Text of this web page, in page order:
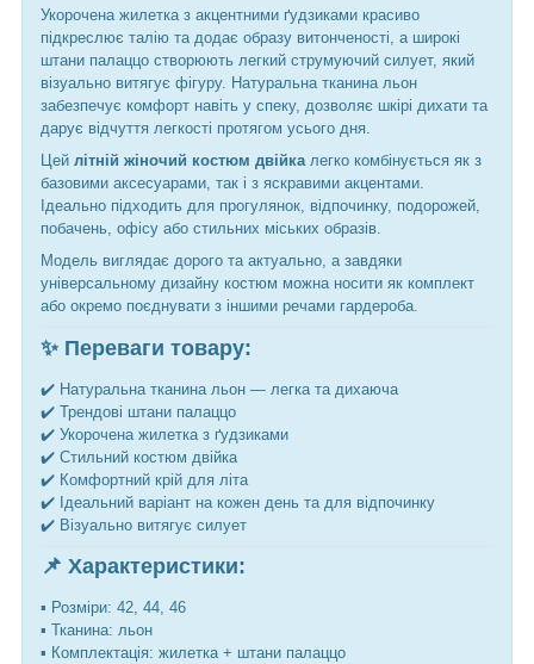
Укорочена жилетка з акцентними ґудзиками красиво
підкреслює талію та додає образу витонченості, а широкі
штани палаццо створюють легкий струмуючий силует, який
візуально витягує фігуру. Натуральна тканина льон
забезпечує комфорт навіть у спеку, дозволяє шкірі дихати та
дарує відчуття легкості протягом усього дня.
Цей літній жіночий костюм двійкалегко комбінується як з
базовими аксесуарами, так і з яскравими акцентами.
Ідеально підходить для прогулянок, відпочинку, подорожей,
побачень, офісу або стильних міських образів.
Модель виглядає дорого та актуально, а завдяки
універсальному дизайну костюм можна носити як комплект
або окремо поєднувати з іншими речами гардероба.
✨ Переваги товару:
✔️ Натуральна тканина льон — легка та дихаюча
✔️ Трендові штани палаццо
✔️ Укорочена жилетка з ґудзиками
✔️ Стильний костюм двійка
✔️ Комфортний крій для літа
✔️ Ідеальний варіант на кожен день та для відпочинку
✔️ Візуально витягує силует
📌 Характеристики:
▪️ Розміри: 42, 44, 46
▪️ Тканина: льон
▪️ Комплектація: жилетка + штани палаццо